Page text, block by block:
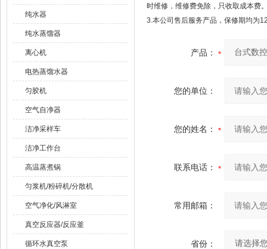
纯水器
纯水蒸馏器
离心机
电热蒸馏水器
匀胶机
空气自净器
洁净采样车
洁净工作台
高温蒸煮锅
匀浆机/粉碎机/分散机
空气净化/风淋室
真空反应器/反应釜
循环水真空泵
时维修，维修费免除，只收取成本费
3.本公司售后服务产品，保修期均为
产品：
您的单位：
您的姓名：
联系电话：
常用邮箱：
省份：